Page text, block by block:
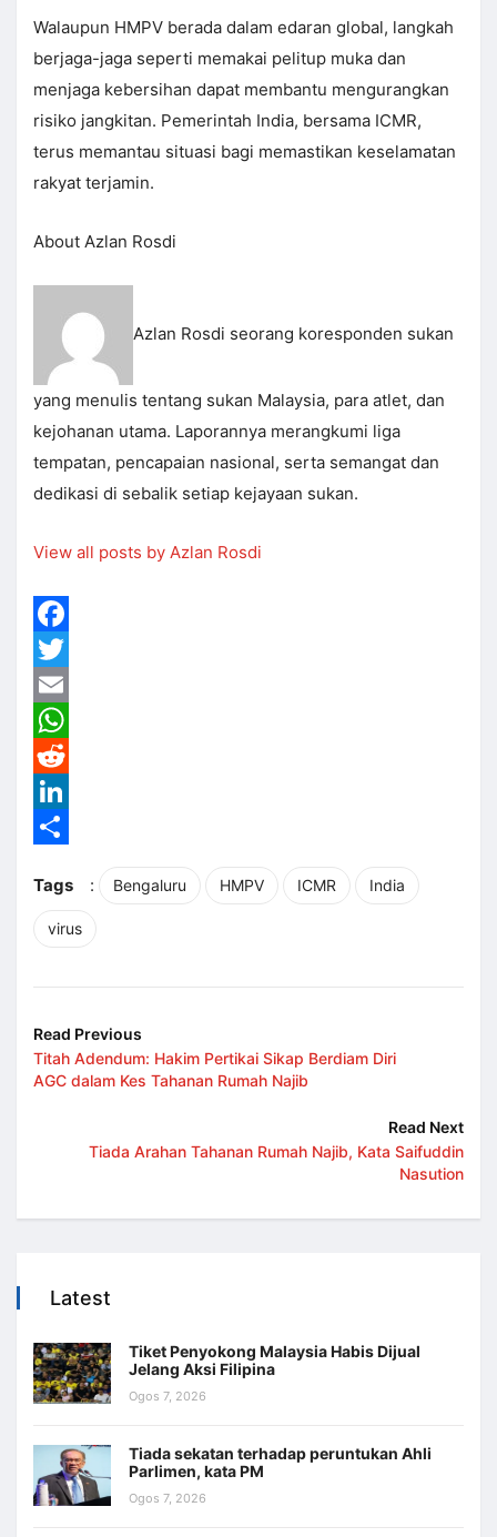
Walaupun HMPV berada dalam edaran global, langkah
berjaga-jaga seperti memakai pelitup muka dan
menjaga kebersihan dapat membantu mengurangkan
risiko jangkitan. Pemerintah India, bersama ICMR,
terus memantau situasi bagi memastikan keselamatan
rakyat terjamin.
About Azlan Rosdi
Azlan Rosdi seorang koresponden sukan
yang menulis tentang sukan Malaysia, para atlet, dan
kejohanan utama. Laporannya merangkumi liga
tempatan, pencapaian nasional, serta semangat dan
dedikasi di sebalik setiap kejayaan sukan.
View all posts by Azlan Rosdi
Facebook
Twitter
Email
WhatsApp
Reddit
LinkedIn
Tags
: Bengaluru HMPV ICMR India
virus
Read Previous
Titah Adendum: Hakim Pertikai Sikap Berdiam Diri
AGC dalam Kes Tahanan Rumah Najib
Read Next
Tiada Arahan Tahanan Rumah Najib, Kata Saifuddin
Nasution
Latest
Tiket Penyokong Malaysia Habis Dijual
Jelang Aksi Filipina
Ogos 7, 2026
Tiada sekatan terhadap peruntukan Ahli
Parlimen, kata PM
Ogos 7, 2026